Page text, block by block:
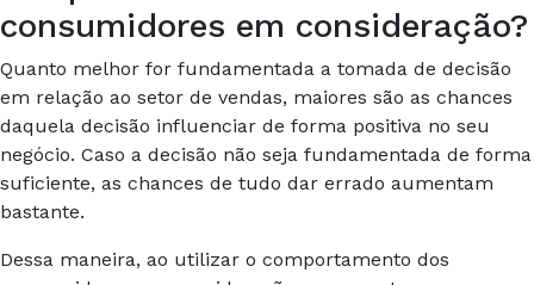
consumidores em consideração?
Quanto melhor for fundamentada a tomada de decisão
em relação ao setor de vendas, maiores são as chances
daquela decisão influenciar de forma positiva no seu
negócio. Caso a decisão não seja fundamentada de forma
suficiente, as chances de tudo dar errado aumentam
bastante.
Dessa maneira, ao utilizar o comportamento dos